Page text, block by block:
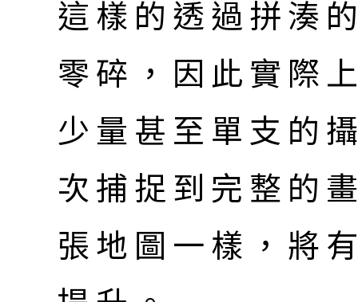
這樣的透過拼湊
零碎，因此實際
少量甚至單支的
次捕捉到完整的
張地圖一樣，將